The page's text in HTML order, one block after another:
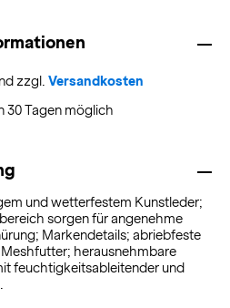
zzgl. Versandkosten
30 Tagen möglich
und wetterfestem Kunstleder;
sorgen für angenehme
Markendetails; abriebfeste
herausnehmbare
feuchtigkeitsableitender und